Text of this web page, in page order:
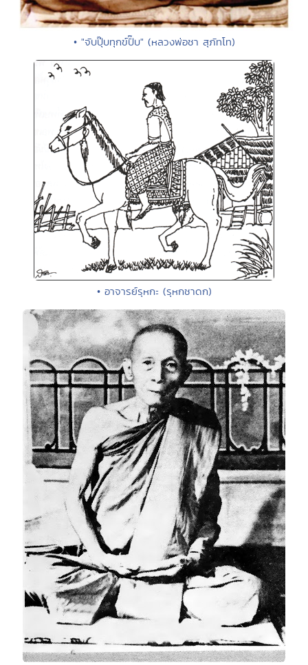
• "จับปุ๊บทุกข์ปั๊บ" (หลวงพ่อชา สุภัทโท)
• อาจารย์รุหกะ (รุหกชาดก)